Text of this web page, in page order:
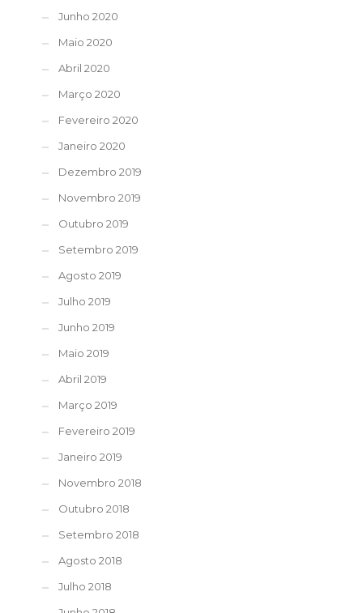
Junho 2020
Maio 2020
Abril 2020
Março 2020
Fevereiro 2020
Janeiro 2020
Dezembro 2019
Novembro 2019
Outubro 2019
Setembro 2019
Agosto 2019
Julho 2019
Junho 2019
Maio 2019
Abril 2019
Março 2019
Fevereiro 2019
Janeiro 2019
Novembro 2018
Outubro 2018
Setembro 2018
Agosto 2018
Julho 2018